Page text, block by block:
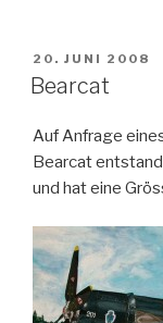
FB6“
AM
20. JUNI 2008
Bearcat
Auf Anfrage
Bearcat
und hat eine